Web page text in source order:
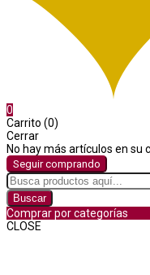
0
Carrito (0)
Cerrar
No hay más artículos en su
Seguir comprando
Buscar
Comprar por categorías
CLOSE